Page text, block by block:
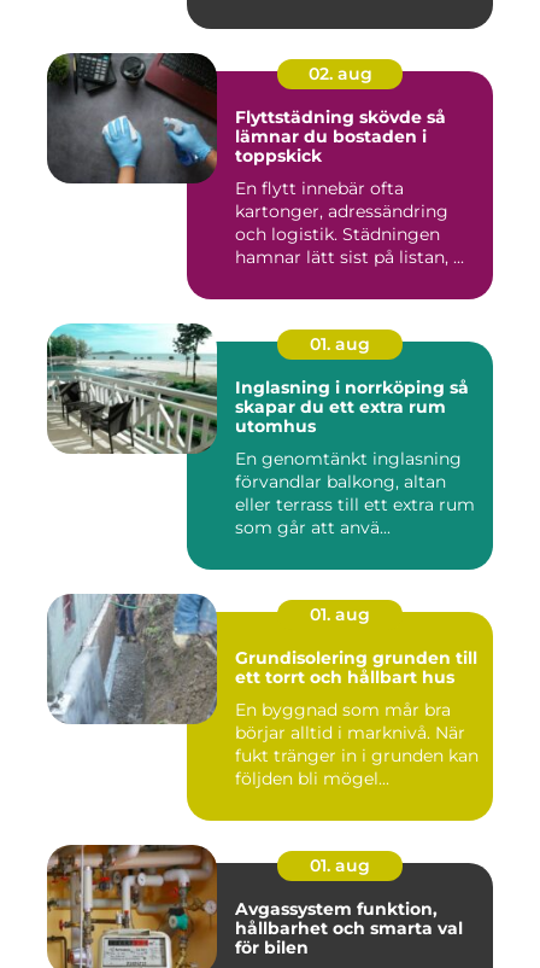
02. aug
Flyttstädning skövde så
lämnar du bostaden i
toppskick
En flytt innebär ofta
kartonger, adressändring
och logistik. Städningen
hamnar lätt sist på listan, ...
01. aug
Inglasning i norrköping så
skapar du ett extra rum
utomhus
En genomtänkt inglasning
förvandlar balkong, altan
eller terrass till ett extra rum
som går att anvä...
01. aug
Grundisolering grunden till
ett torrt och hållbart hus
En byggnad som mår bra
börjar alltid i marknivå. När
fukt tränger in i grunden kan
följden bli mögel...
01. aug
Avgassystem funktion,
hållbarhet och smarta val
för bilen